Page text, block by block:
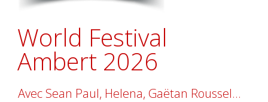
World Festival
Ambert 2026
Avec Sean Paul, Helena, Gaëtan Roussel...